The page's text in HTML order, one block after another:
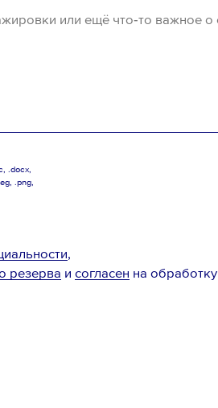
.docx,
.png,
,
резерва и согласен на обработку